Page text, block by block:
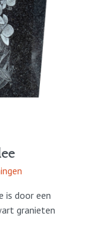
is door een
granieten